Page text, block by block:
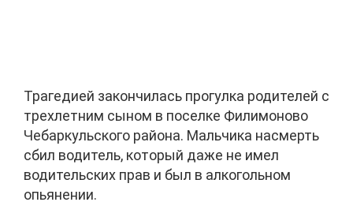
Трагедией закончилась прогулка родителей с
трехлетним сыном в поселке Филимоново
Чебаркульского района. Мальчика насмерть
сбил водитель, который даже не имел
водительских прав и был в алкогольном
опьянении.